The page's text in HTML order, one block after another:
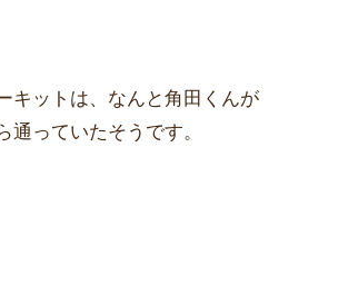
キットは、なんと角田くんが
っていたそうです。